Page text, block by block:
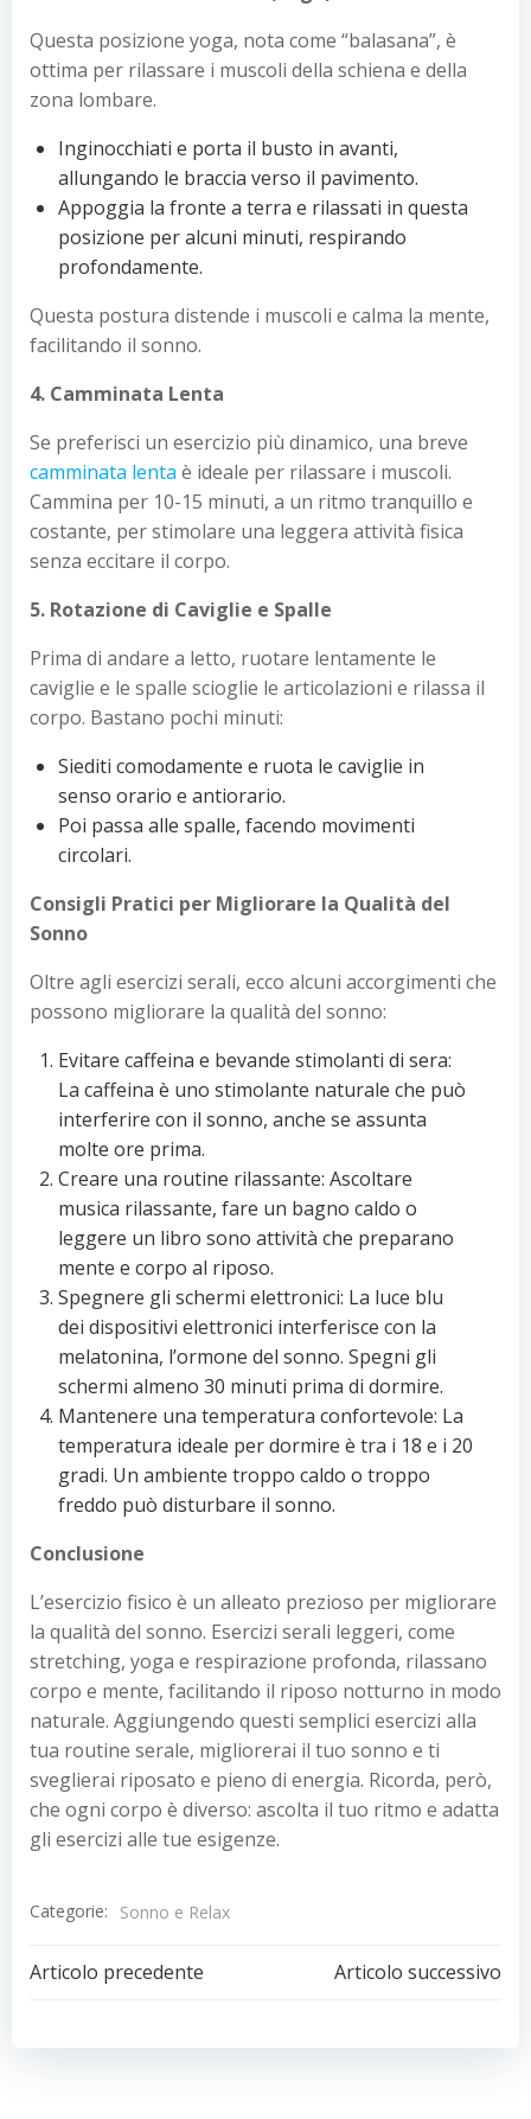
Questa posizione yoga, nota come “balasana”, è
ottima per rilassare i muscoli della schiena e della
zona lombare.
Inginocchiati e porta il busto in avanti,
allungando le braccia verso il pavimento.
Appoggia la fronte a terra e rilassati in questa
posizione per alcuni minuti, respirando
profondamente.
Questa postura distende i muscoli e calma la mente,
facilitando il sonno.
4. Camminata Lenta
Se preferisci un esercizio più dinamico, una breve
camminata lenta è ideale per rilassare i muscoli.
Cammina per 10-15 minuti, a un ritmo tranquillo e
costante, per stimolare una leggera attività fisica
senza eccitare il corpo.
5. Rotazione di Caviglie e Spalle
Prima di andare a letto, ruotare lentamente le
caviglie e le spalle scioglie le articolazioni e rilassa il
corpo. Bastano pochi minuti:
Siediti comodamente e ruota le caviglie in
senso orario e antiorario.
Poi passa alle spalle, facendo movimenti
circolari.
Consigli Pratici per Migliorare la Qualità del
Sonno
Oltre agli esercizi serali, ecco alcuni accorgimenti che
possono migliorare la qualità del sonno:
Evitare caffeina e bevande stimolanti di sera:
La caffeina è uno stimolante naturale che può
interferire con il sonno, anche se assunta
molte ore prima.
Creare una routine rilassante: Ascoltare
musica rilassante, fare un bagno caldo o
leggere un libro sono attività che preparano
mente e corpo al riposo.
Spegnere gli schermi elettronici: La luce blu
dei dispositivi elettronici interferisce con la
melatonina, l’ormone del sonno. Spegni gli
schermi almeno 30 minuti prima di dormire.
Mantenere una temperatura confortevole: La
temperatura ideale per dormire è tra i 18 e i 20
gradi. Un ambiente troppo caldo o troppo
freddo può disturbare il sonno.
Conclusione
L’esercizio fisico è un alleato prezioso per migliorare
la qualità del sonno. Esercizi serali leggeri, come
stretching, yoga e respirazione profonda, rilassano
corpo e mente, facilitando il riposo notturno in modo
naturale. Aggiungendo questi semplici esercizi alla
tua routine serale, migliorerai il tuo sonno e ti
sveglierai riposato e pieno di energia. Ricorda, però,
che ogni corpo è diverso: ascolta il tuo ritmo e adatta
gli esercizi alle tue esigenze.
Categorie: Sonno e Relax
Navigazione
articoli
Articolo precedente
Navigazione
articoli
Articolo successivo